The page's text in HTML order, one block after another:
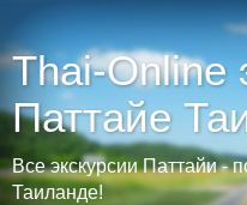
Thai-Online
Паттайе
Все экскурсии Паттайи -
Таиланде!